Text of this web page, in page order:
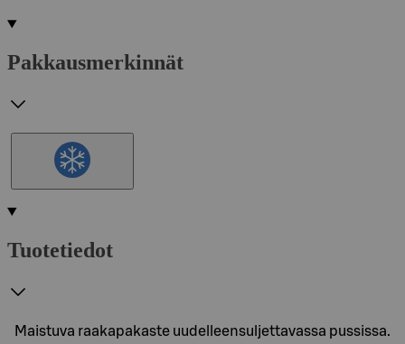
Pakkausmerkinnät
Tuotetiedot
Maistuva raakapakaste uudelleensuljettavassa pussissa.